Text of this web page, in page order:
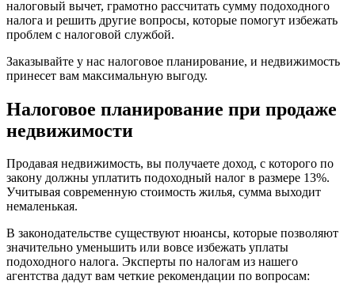
налоговый вычет, грамотно рассчитать сумму подоходного
налога и решить другие вопросы, которые помогут избежать
проблем с налоговой службой.
Заказывайте у нас налоговое планирование, и недвижимость
принесет вам максимальную выгоду.
Налоговое планирование при продаже
недвижимости
Продавая недвижимость, вы получаете доход, с которого по
закону должны уплатить подоходный налог в размере 13%.
Учитывая современную стоимость жилья, сумма выходит
немаленькая.
В законодательстве существуют нюансы, которые позволяют
значительно уменьшить или вовсе избежать уплаты
подоходного налога. Эксперты по налогам из нашего
агентства дадут вам четкие рекомендации по вопросам: